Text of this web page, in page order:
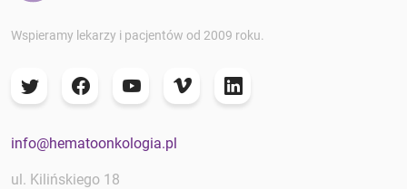
Wspieramy lekarzy i pacjentów od 2009 roku.
info@hematoonkologia.pl
ul. Kilińskiego 18